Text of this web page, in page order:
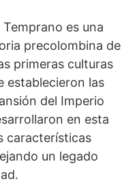
es una
precolombina de
primeras culturas
establecieron las
del Imperio
en esta
características
un legado